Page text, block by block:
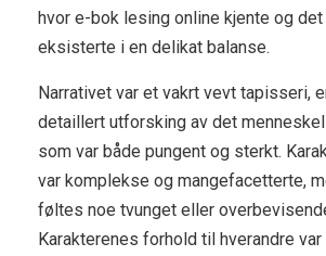
hvor e-bok lesing online kjente og
eksisterte i en delikat balanse.
Narrativet var et vakrt vevt tapisseri,
detaillert utforsking av det
som var både pungent og sterkt.
var komplekse og mangefacetterte,
føltes noe tvunget eller
Karakterenes forhold til hverandre var